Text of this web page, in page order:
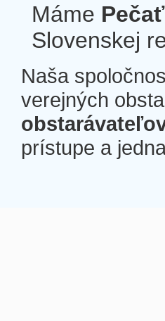
Máme
Slovenskej
Naša
verejných
prístupe a